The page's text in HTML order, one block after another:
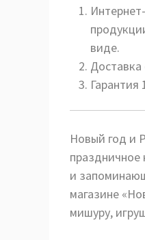
виде.
Доставка
Новый год и
и
магазине
мишуру,